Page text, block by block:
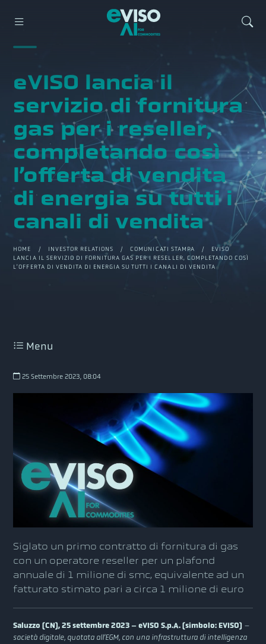
eVISO lancia il
servizio di fornitura
gas per i reseller,
completando così
l’offerta di vendita
di energia su tutti i
canali di vendita
HOME / INVESTOR RELATIONS /COMUNICATI STAMPA / EVISO
LANCIA IL SERVIZIO DI FORNITURA GAS PER I RESELLER, COMPLETANDO COSÌ
L’OFFERTA DI VENDITA DI ENERGIA SU TUTTI I CANALI DI VENDITA
Menu
25 Settembre 2023, 08:04
Siglato un primo contratto di fornitura di gas
con un operatore reseller per un plafond
annuale di 1 milione di smc, equivalente ad un
fatturato stimato pari a circa 1 milione di euro
Saluzzo (CN), 25 settembre 2023 – eVISO S.p.A. (simbolo: EVISO) –
società digitale, quotata all’EGM, con una infrastruttura di intelligenza